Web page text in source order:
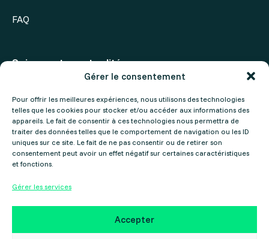
Gérer le consentement
Pour offrir les meilleures expériences, nous utilisons des technologies
telles que les cookies pour stocker et/ou accéder aux informations des
appareils. Le fait de consentir à ces technologies nous permettra de
traiter des données telles que le comportement de navigation ou les ID
uniques sur ce site. Le fait de ne pas consentir ou de retirer son
consentement peut avoir un effet négatif sur certaines caractéristiques
et fonctions.
Gérer les services
Accepter
FAQ
Suivez notre actualité
Agenda
Politique de confidentialité
Copyright ©2025 Gers Numérique – Réalisé par le